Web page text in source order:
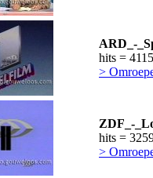
ARD_-
hits =
>
ZDF_-
hits =
>